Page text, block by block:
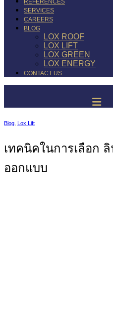
REFERENCES
SERVICES
CAREERS
BLOG
LOX ROOF
LOX LIFT
LOX GREEN
LOX ENERGY
CONTACT US
Blog Lox Lift
เทคนิคในการเลือก
ออกแบบ